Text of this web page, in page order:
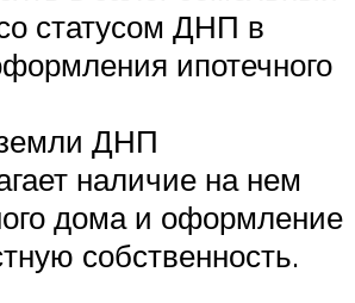
статусом ДНП в
ипотечного
ДНП
наличие на нем
дома и оформление
собственность.